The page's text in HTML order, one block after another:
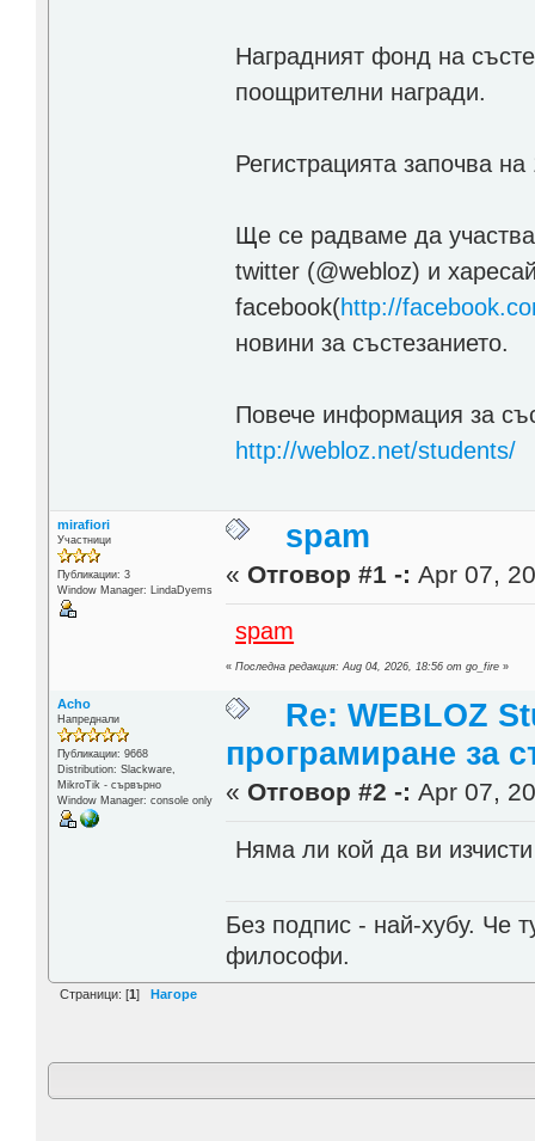
Нагрaдният фонд на
поощрителни награди.
Регистрацията започва
Ще се радваме да
twitter (@webloz) и
facebook(http://
новини за състезанието.
Повече информация за
http://webloz.net/students/
mirafiori
Участници
Публикации: 3
Window Manager: LindaDyems
spam
« Отговор #1 -: Apr 07,
spam
«Последна редакция: Aug 04, 2026, 18:56 от go_fire »
Acho
Напреднали
Публикации: 9668
Distribution: Slackware,
MikroTik - сървърно
Window Manager: console only
Re: WEBLOZ
програмиране за
« Отговор #2 -: Apr 07,
Няма ли кой да ви
Без подпис - най-хубу. Че
философи.
Страници: [1 ] Нагоре